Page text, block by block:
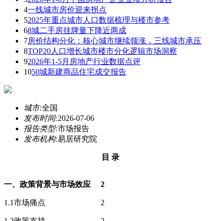
4一线城市房价迎来拐点
52025年重点城市人口数据梳理与楼市参考
68城二手房挂牌量下降近两成
7房价结构分化：核心城市继续领涨，三线城市承压
8TOP20人口增长城市楼市分化逻辑市场洞察
92026年1-5月房地产行业数据点评
1050城新建商品住宅成交报告
城市:全国
发布时间:2026-07-06
报告类型:市场报告
发布机构:易居研究院
目 录
一、政策背景与市场效应 2
1.1市场痛点 2